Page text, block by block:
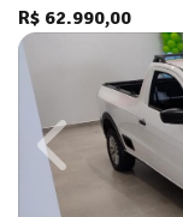
R$ 62.990,00
Previous